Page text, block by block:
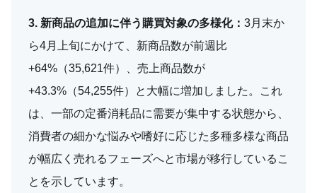
3. 新商品の追加に伴う購買対象の多様化： 3月末か
ら4月上旬にかけて、新商品数が前週比
+64%（35,621件）、売上商品数が
+43.3%（54,255件）と大幅に増加しました。これ
は、一部の定番消耗品に需要が集中する状態から、
消費者の細かな悩みや嗜好に応じた多種多様な商品
が幅広く売れるフェーズへと市場が移行しているこ
とを示しています。